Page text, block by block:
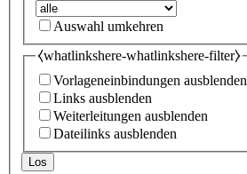
Auswahl umkehren
⧼whatlinkshere-whatlinkshere-filter⧽
Vorlageneinbindungen ausblenden
Links ausblenden
Weiterleitungen ausblenden
Dateilinks ausblenden
Los